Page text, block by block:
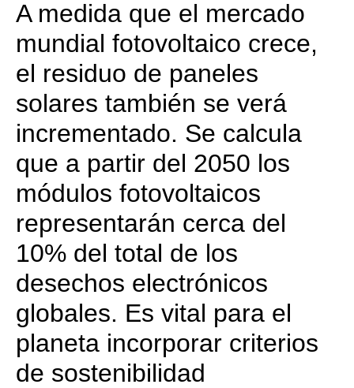
A medida que el mercado
mundial fotovoltaico crece,
el residuo de paneles
solares también se verá
incrementado. Se calcula
que a partir del 2050 los
módulos fotovoltaicos
representarán cerca del
10% del total de los
desechos electrónicos
globales. Es vital para el
planeta incorporar criterios
de sostenibilidad